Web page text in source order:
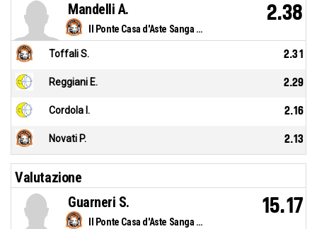
Il Ponte Casa d'Aste Sanga Milano
Mandelli A. 2.38
Toffali S. 2.31
Reggiani E. 2.29
Cordola I. 2.16
Novati P. 2.13
Valutazione
Il Ponte Casa d'Aste Sanga Milano
Guarneri S. 15.17